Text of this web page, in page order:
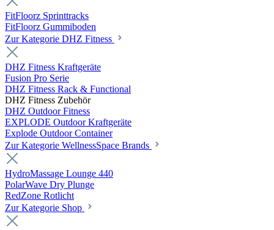
FitFloorz Sprinttracks
FitFloorz Gummiboden
Zur Kategorie DHZ Fitness
DHZ Fitness Kraftgeräte
Fusion Pro Serie
DHZ Fitness Rack & Functional
DHZ Fitness Zubehör
DHZ Outdoor Fitness
EXPLODE Outdoor Kraftgeräte
Explode Outdoor Container
Zur Kategorie WellnessSpace Brands
HydroMassage Lounge 440
PolarWave Dry Plunge
RedZone Rotlicht
Zur Kategorie Shop